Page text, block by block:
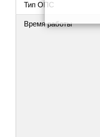
Тип ОПС
Время работы